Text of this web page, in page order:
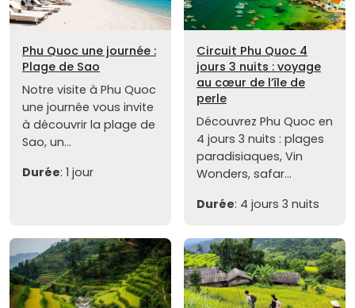
Phu Quoc une journée :
Plage de Sao
Notre visite à Phu Quoc
une journée vous invite
à découvrir la plage de
Sao, un...
Durée: 1 jour
Circuit Phu Quoc 4
jours 3 nuits : voyage
au cœur de l’île de
perle
Découvrez Phu Quoc en
4 jours 3 nuits : plages
paradisiaques, Vin
Wonders, safar...
Durée: 4 jours 3 nuits